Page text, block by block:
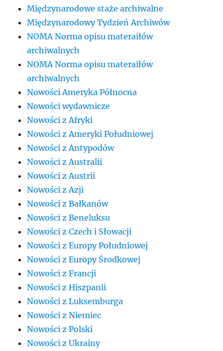
Międzynarodowe staże archiwalne
Międzynarodowy Tydzień Archiwów
NOMA Norma opisu materaiłów
archiwalnych
NOMA Norma opisu materaiłów
archiwalnych
Nowości Ameryka Północna
Nowości wydawnicze
Nowości z Afryki
Nowości z Ameryki Południowej
Nowości z Antypodów
Nowości z Australii
Nowości z Austrii
Nowości z Azji
Nowości z Bałkanów
Nowości z Beneluksu
Nowości z Czech i Słowacji
Nowości z Europy Południowej
Nowości z Europy Środkowej
Nowości z Francji
Nowości z Hiszpanii
Nowości z Luksemburga
Nowości z Niemiec
Nowości z Polski
Nowości z Ukrainy